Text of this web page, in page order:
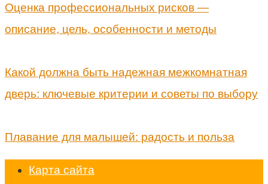
Оценка профессиональных рисков —
описание, цель, особенности и методы
Какой должна быть надежная межкомнатная
дверь: ключевые критерии и советы по выбору
Плавание для малышей: радость и польза
Карта сайта